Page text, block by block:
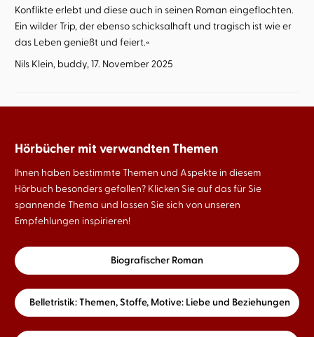
Konflikte erlebt und diese auch in seinen Roman eingeflochten.
Ein wilder Trip, der ebenso schicksalhaft und tragisch ist wie er
das Leben genießt und feiert.«
Nils Klein, buddy, 17. November 2025
Hörbücher mit verwandten Themen
Ihnen haben bestimmte Themen und Aspekte in diesem
Hörbuch besonders gefallen? Klicken Sie auf das für Sie
spannende Thema und lassen Sie sich von unseren
Empfehlungen inspirieren!
Biografischer Roman
Belletristik: Themen, Stoffe, Motive: Liebe und Beziehungen